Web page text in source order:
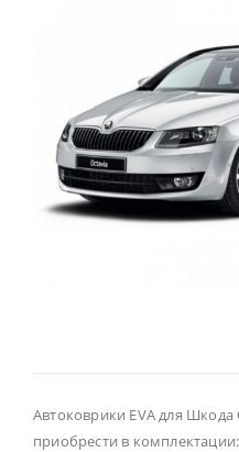
Автоковрики EVA для
приобрести в